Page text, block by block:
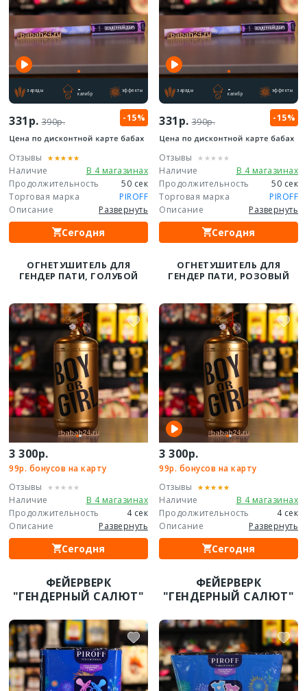
заряды -
калибр
эффекты
331р. 390р. -15%
Отзывы
Наличие
В 4 магазинах
Продолжительность
50 сек
Торговая марка
PIROFF
Описание
Развернуть
Сегодня
заряды -
калибр
эффекты
331р. 390р. -15%
Отзывы
Наличие
В 4 магазинах
Продолжительность
50 сек
Торговая марка
PIROFF
Описание
Развернуть
Сегодня
ОГНЕТУШИТЕЛЬ ДЛЯ
ГЕНДЕР ПАТИ, ГОЛУБОЙ
3 300р.
99р. бонусов на карту
Отзывы
Наличие
В 4 магазинах
Продолжительность
4 сек
Описание
Развернуть
Сегодня
ОГНЕТУШИТЕЛЬ ДЛЯ
ГЕНДЕР ПАТИ, РОЗОВЫЙ
3 300р.
99р. бонусов на карту
Отзывы
Наличие
В 4 магазинах
Продолжительность
4 сек
Описание
Развернуть
Сегодня
ФЕЙЕРВЕРК
"ГЕНДЕРНЫЙ САЛЮТ"
ФЕЙЕРВЕРК
"ГЕНДЕРНЫЙ САЛЮТ"